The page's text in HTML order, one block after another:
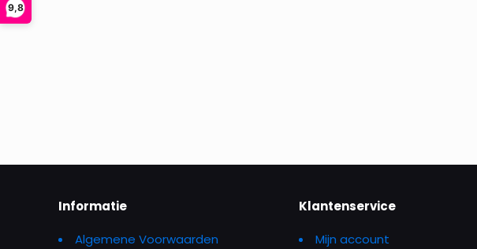
9,8
Informatie
Algemene Voorwaarden
Klantenservice
Mijn account